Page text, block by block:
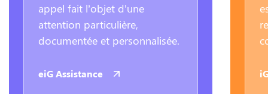
appel fait l’objet d’une
attention particulière,
documentée et personnalisée.
eiG Assistance